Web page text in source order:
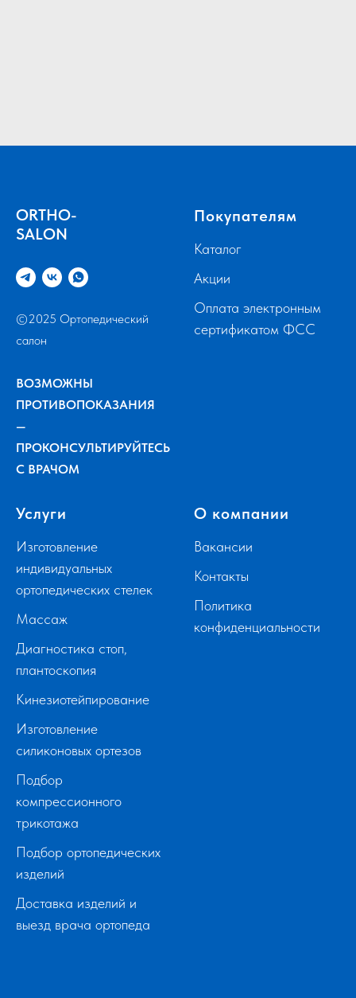
ORTHO-
SALON
©2025 Ортопедический
салон
ВОЗМОЖНЫ
ПРОТИВОПОКАЗАНИЯ
—
ПРОКОНСУЛЬТИРУЙТЕСЬ
С ВРАЧОМ
Покупателям
Каталог
Акции
Оплата электронным
сертификатом ФСС
Услуги
Изготовление
индивидуальных
ортопедических стелек
Массаж
Диагностика стоп,
плантоскопия
Кинезиотейпирование
Изготовление
силиконовых ортезов
Подбор
компрессионного
трикотажа
Подбор ортопедических
изделий
Доставка изделий и
выезд врача ортопеда
О компании
Вакансии
Контакты
Политика
конфиденциальности